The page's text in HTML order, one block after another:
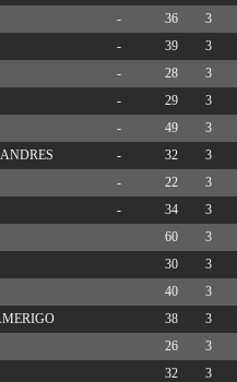
- 36
3
- 39
3
- 28
3
- 29
3
- 49
3
- 32
3
- 22
3
- 34
3
60
3
30
3
40
3
38
3
26
3
32
3